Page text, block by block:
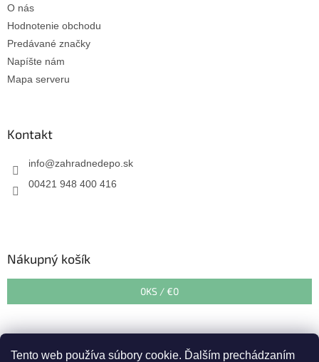
Tento web používa súbory cookie. Ďalším prechádzaním
O nás
Hodnotenie obchodu
Predávané značky
Napíšte nám
Mapa serveru
Kontakt
info@zahradnedepo.sk
00421 948 400 416
Nákupný košík
0KS / €0